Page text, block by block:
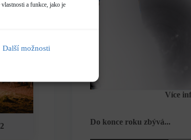
a funkce, jako je
Další možnosti
Více
Do konce roku zbývá...